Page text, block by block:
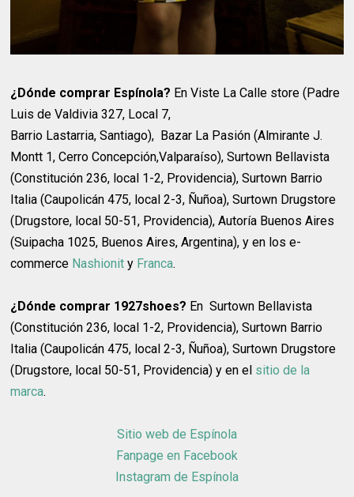
¿Dónde comprar Espínola? En Viste La Calle store (Padre
Luis de Valdivia 327, Local 7,
Barrio Lastarria, Santiago), Bazar La Pasión (Almirante J.
Montt 1, Cerro Concepción,Valparaíso), Surtown Bellavista
(Constitución 236, local 1-2, Providencia), Surtown Barrio
Italia (Caupolicán 475, local 2-3, Ñuñoa), Surtown Drugstore
(Drugstore, local 50-51, Providencia), Autoría Buenos Aires
(Suipacha 1025, Buenos Aires, Argentina), y en los e-
commerce Nashionit y Franca.
¿Dónde comprar 1927shoes? En Surtown Bellavista
(Constitución 236, local 1-2, Providencia), Surtown Barrio
Italia (Caupolicán 475, local 2-3, Ñuñoa), Surtown Drugstore
(Drugstore, local 50-51, Providencia) y en el sitio de la
marca.
Sitio web de Espínola
Fanpage en Facebook
Instagram de Espínola